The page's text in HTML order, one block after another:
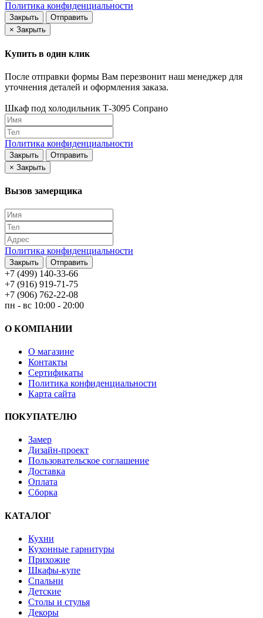
Политика конфиденциальности
Закрыть
Отправить
× Закрыть
Купить в один клик
После отправки формы Вам перезвонит наш менеджер для
уточнения деталей и оформления заказа.
Шкаф под холодильник Т-3095 Сопрано
Политика конфиденциальности
Закрыть
Отправить
× Закрыть
Вызов замерщика
Политика конфиденциальности
Закрыть Отправить
+7 (499) 140-33-66
+7 (916) 919-71-75
+7 (906) 762-22-08
пн - вс 10:00 - 20:00
О КОМПАНИИ
О магазине
Контакты
Сертификаты
Политика конфиденциальности
Карта сайта
ПОКУПАТЕЛЮ
Замер
Дизайн-проект
Пользовательское соглашение
Доставка
Оплата
Сборка
КАТАЛОГ
Кухни
Кухонные гарнитуры
Прихожие
Шкафы-купе
Спальни
Детские
Столы и стулья
Декоры